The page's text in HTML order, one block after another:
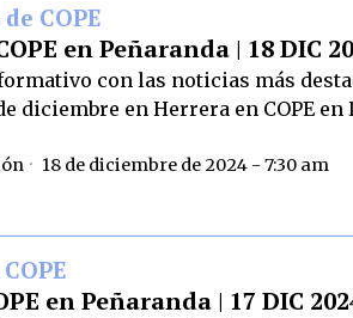
COPE
en Peñaranda | 18 DIC
con las noticias más
diciembre en Herrera en COPE en
18 de diciembre de 2024 - 7:30 am
en Peñaranda | 17 DIC